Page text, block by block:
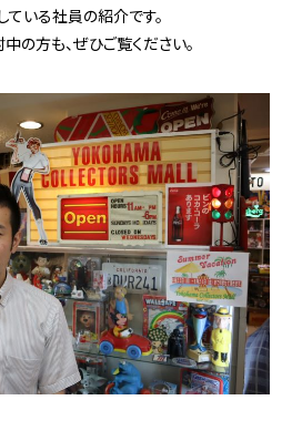
いる社員の紹介です。
の方も、ぜひご覧ください。